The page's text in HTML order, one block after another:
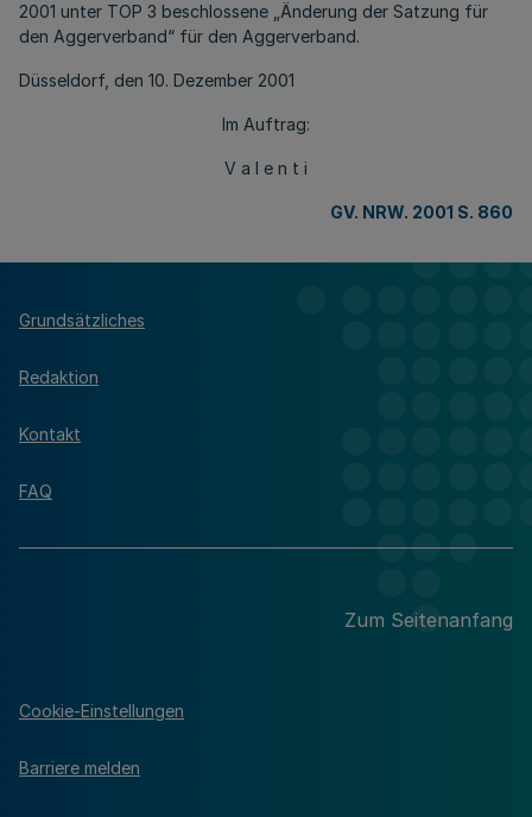
2001 unter TOP 3 beschlossene „Änderung der Satzung für
den Aggerverband“ für den Aggerverband.
Düsseldorf, den 10. Dezember 2001
Im Auftrag:
V a l e n t i
GV. NRW. 2001 S. 860
Grundsätzliches
Redaktion
Kontakt
FAQ
Zum Seitenanfang
Cookie-Einstellungen
Barriere melden